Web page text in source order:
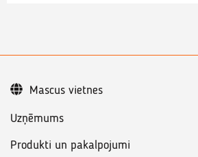
Uzņēmums
Produkti un pakalpojumi
Mascus vietnes